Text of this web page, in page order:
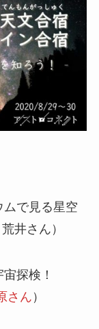
で見る星空
井さん）
探検！
さん ）